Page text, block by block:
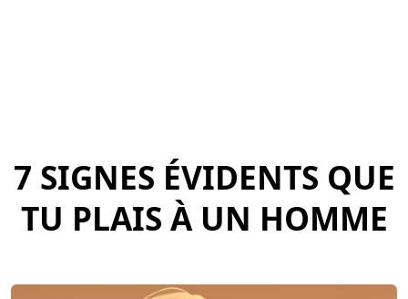
7 SIGNES ÉVIDENTS QUE
TU PLAIS À UN HOMME